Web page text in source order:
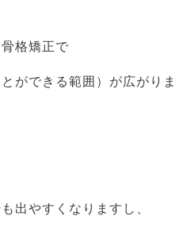
格矯正で
ができる範囲）が広がりま
も出やすくなりますし、